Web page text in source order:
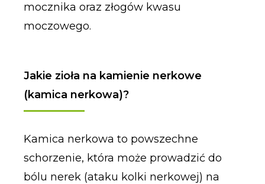
mocznika oraz złogów kwasu
moczowego.
Jakie zioła na kamienie nerkowe
(kamica nerkowa)?
Kamica nerkowa to powszechne
schorzenie, która może prowadzić do
bólu nerek (ataku kolki nerkowej) na